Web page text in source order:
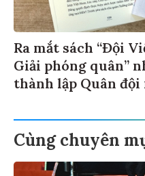
Ra mắt sách “Đội
Giải phóng quân”
thành lập Quân
Cùng chuyên